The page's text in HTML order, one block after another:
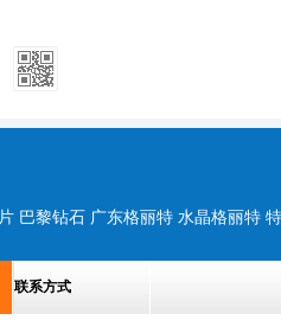
联系方式